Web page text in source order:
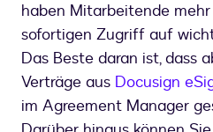
haben Mitarbeitende mehr
sofortigen Zugriff auf
Das Beste daran ist, dass
Verträge aus Docusign
im Agreement Manager